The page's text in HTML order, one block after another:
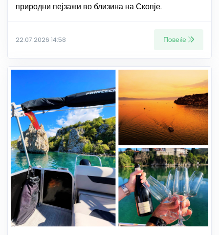
природни пејзажи во близина на Скопје.
22.07.2026 14:58 Повеќе